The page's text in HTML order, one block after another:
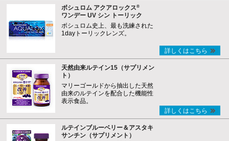
ボシュロム アクアロックス®
ワンデー UV シン トーリック
ボシュロム史上、最も洗練された
1dayトーリックレンズ。
詳しくはこちら
天然由来ルテイン15（サプリメン
ト）
マリーゴールドから抽出した天然
由来のルテインを配合した機能性
表示食品。
詳しくはこちら
ルテインブルーベリー＆アスタキ
サンチン（サプリメント）